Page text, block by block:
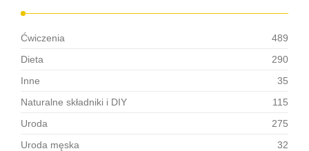
Ćwiczenia
489
Dieta
290
Inne
35
Naturalne składniki i DIY
115
Uroda
275
Uroda męska
32